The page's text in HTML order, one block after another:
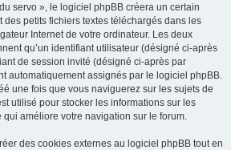
servo », le logiciel phpBB créera un certain
des petits fichiers textes téléchargés dans les
Internet de votre ordinateur. Les deux
qu’un identifiant utilisateur (désigné ci-après
de session invité (désigné ci-après par
automatiquement assignés par le logiciel phpBB.
une fois que vous naviguerez sur les sujets de
utilisé pour stocker les informations sur les
qui améliore votre navigation sur le forum.
des cookies externes au logiciel phpBB tout en